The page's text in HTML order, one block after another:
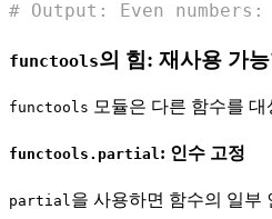
# Output: Even
functools의 힘: 재사용 가
functools 모듈은 다른 함수를
functools.partial : 인수 고정
partial을 사용하면 함수의 일부